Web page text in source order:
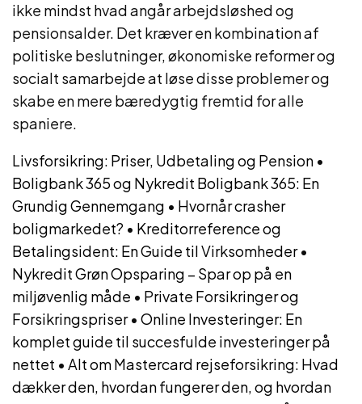
ikke mindst hvad angår arbejdsløshed og
pensionsalder. Det kræver en kombination af
politiske beslutninger, økonomiske reformer og
socialt samarbejde at løse disse problemer og
skabe en mere bæredygtig fremtid for alle
spaniere.
Livsforsikring: Priser, Udbetaling og Pension •
Boligbank 365 og Nykredit Boligbank 365: En
Grundig Gennemgang • Hvornår crasher
boligmarkedet? • Kreditorreference og
Betalingsident: En Guide til Virksomheder•
Nykredit Grøn Opsparing – Spar op på en
miljøvenlig måde • Private Forsikringer og
Forsikringspriser• Online Investeringer: En
komplet guide til succesfulde investeringer på
nettet • Alt om Mastercard rejseforsikring: Hvad
dækker den, hvordan fungerer den, og hvordan